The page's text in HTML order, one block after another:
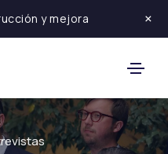
y mejora ×